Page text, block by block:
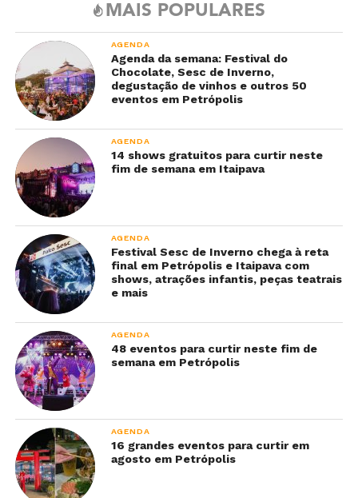
MAIS POPULARES
AGENDA
Agenda da semana: Festival do
Chocolate, Sesc de Inverno,
degustação de vinhos e outros 50
eventos em Petrópolis
AGENDA
14 shows gratuitos para curtir neste
fim de semana em Itaipava
AGENDA
Festival Sesc de Inverno chega à reta
final em Petrópolis e Itaipava com
shows, atrações infantis, peças teatrais
e mais
AGENDA
48 eventos para curtir neste fim de
semana em Petrópolis
AGENDA
16 grandes eventos para curtir em
agosto em Petrópolis